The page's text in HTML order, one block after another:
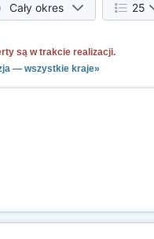
Cały okres 25
są w trakcie realizacji.
— wszystkie kraje»